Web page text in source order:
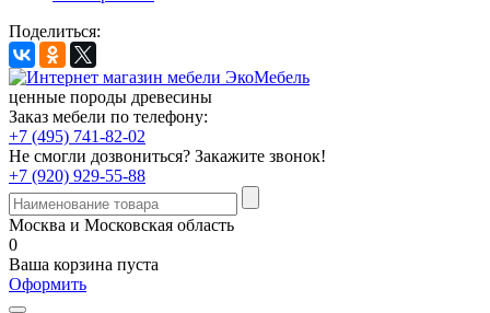
Поделиться:
ценные породы древесины
Заказ мебели по телефону:
+7 (495) 741-82-02
Не смогли дозвониться? Закажите звонок!
+7 (920) 929-55-88
Москва и Московская область
0
Ваша корзина пуста
Оформить